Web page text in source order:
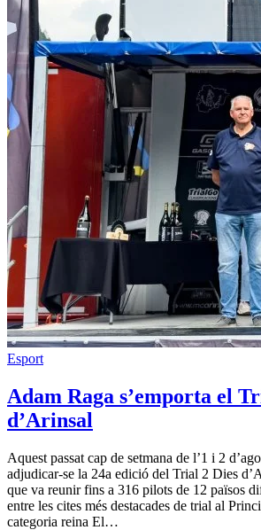
Esport
Adam Raga s’emporta el
d’Arinsal
Aquest passat cap de setmana de l’1 i 2
adjudicar-se la 24a edició del Trial 2 Dies
que va reunir fins a 316 pilots de 12 països
entre les cites més destacades de trial al
categoria reina El…